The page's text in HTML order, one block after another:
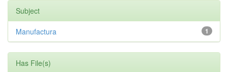
Subject
1
Manufactura
Has File(s)